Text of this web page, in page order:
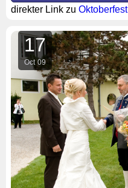
direkter Link zu
17
Oct 09